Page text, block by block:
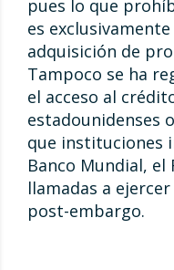
pues lo que
es
adquisición de
Tampoco se ha
el acceso al
estadounidenses
que instituciones
Banco Mundial, el
llamadas a
post-embargo.